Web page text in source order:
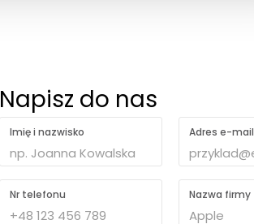
Napisz do nas
Imię i nazwisko Adres e-mail
Nr telefonu Nazwa firmy